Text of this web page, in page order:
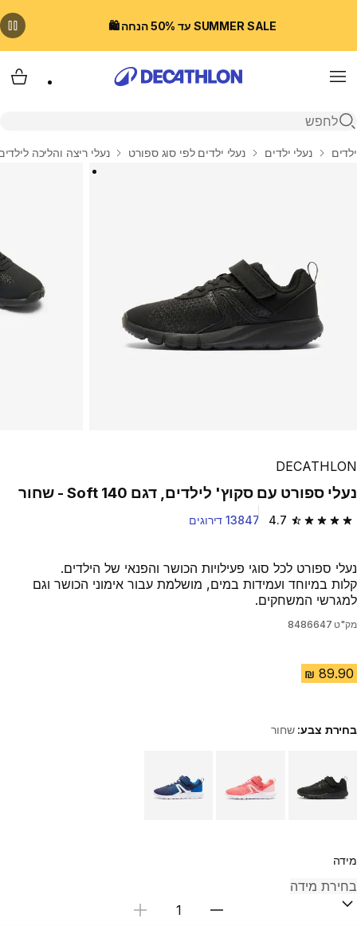
SUMMER SALE עד 50% הנחה 🛍️
Menu
פתיחת חיפוש
בית
ילדים נעלי ילדים נעלי ילדים לפי סוג ספורט נעלי ריצה והליכה
DECATHLON
נעלי ספורט עם סקוץ' לילדים, דגם Soft 140 - שחור
4.7 4.7 out of 5 stars from 13847 reviews 13847 דירוגים
נעלי ספורט לכל סוגי פעילויות הכושר והפנאי של הילדים.
קלות במיוחד ועמידות במים, מושלמת עבור אימוני הכושר וגם
למגרשי המשחקים.
מק"ט 8486647
בחירת צבע:שחור
מידה
בחירת כמות